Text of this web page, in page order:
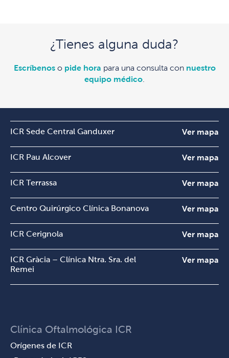
¿Tienes alguna duda?
Escríbenoso pide hora para una consulta con nuestro
equipo médico
ICR Sede Central Ganduxer Ver mapa
ICR Pau Alcover Ver mapa
ICR Terrassa Ver mapa
Centro Quirúrgico Clínica Bonanova Ver mapa
ICR Cerignola Ver mapa
ICR Gràcia – Clínica Ntra. Sra. del
Remei
Ver mapa
Clínica Oftalmológica ICR
Orígenes de ICR